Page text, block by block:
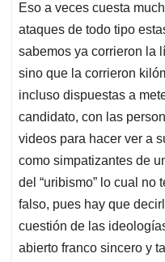
Eso a veces cuesta
ataques de todo tipo
sabemos ya corrieron la
sino que la corrieron
incluso dispuestas a
candidato, con las
videos para hacer ver a
como simpatizantes de
del “uribismo” lo cual no
falso, pues hay que
cuestión de las
abierto franco sincero y